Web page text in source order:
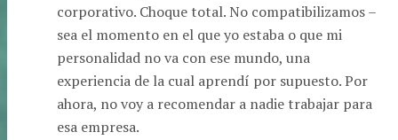
corporativo. Choque total. No compatibilizamos –
sea el momento en el que yo estaba o que mi
personalidad no va con ese mundo, una
experiencia de la cual aprendí por supuesto. Por
ahora, no voy a recomendar a nadie trabajar para
esa empresa.